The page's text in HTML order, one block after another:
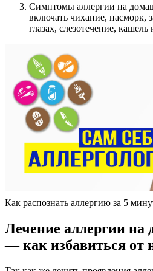
Симптомы аллергии на
включать чихание, насморк,
глазах, слезотечение,
Как распознать аллергию за 5
Лечение аллергии
— как избавиться от